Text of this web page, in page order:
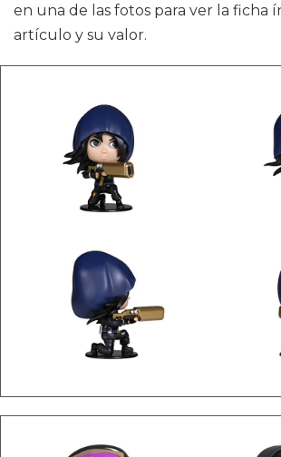
en una de las fotos para ver la ficha
artículo y su valor.